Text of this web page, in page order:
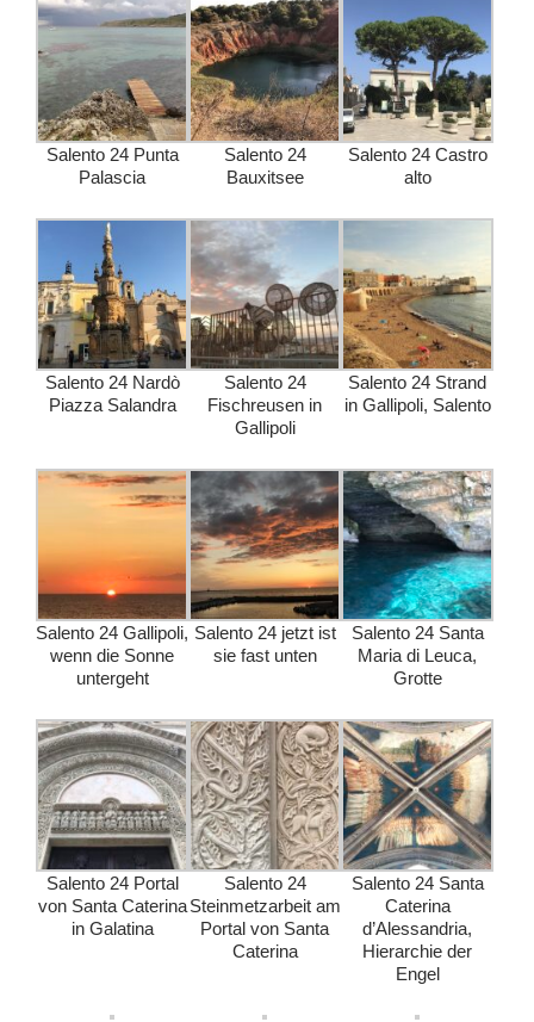
Salento 24 Punta
Palascia
Salento 24
Bauxitsee
Salento 24 Castro
alto
Salento 24 Nardò
Piazza Salandra
Salento 24
Fischreusen in
Gallipoli
Salento 24 Strand
in Gallipoli, Salento
Salento 24 Gallipoli,
wenn die Sonne
untergeht
Salento 24 jetzt ist
sie fast unten
Salento 24 Santa
Maria di Leuca,
Grotte
Salento 24 Portal
von Santa Caterina
in Galatina
Salento 24
Steinmetzarbeit am
Portal von Santa
Caterina
Salento 24 Santa
Caterina
d’Alessandria,
Hierarchie der
Engel